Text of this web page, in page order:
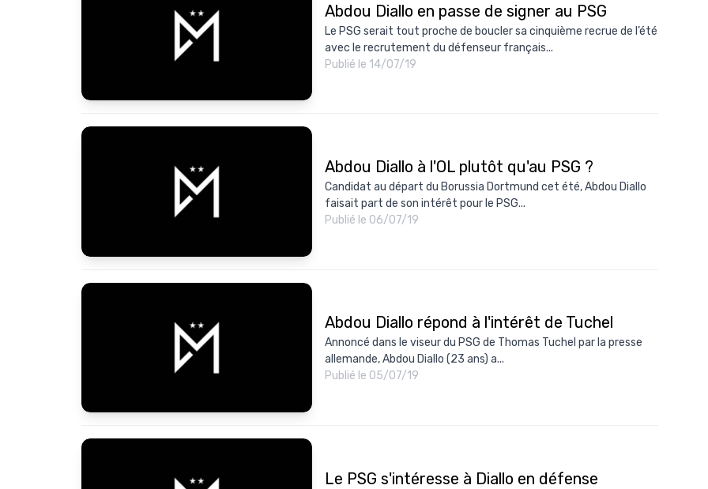
Abdou Diallo en passe de signer au PSG
Le PSG serait tout proche de boucler sa cinquième recrue de l’été
avec le recrutement du défenseur français...
Publié le 14/07/19
Abdou Diallo à l'OL plutôt qu'au PSG ?
Candidat au départ du Borussia Dortmund cet été, Abdou Diallo
faisait part de son intérêt pour le PSG...
Publié le 06/07/19
Abdou Diallo répond à l'intérêt de Tuchel
Annoncé dans le viseur du PSG de Thomas Tuchel par la presse
allemande, Abdou Diallo (23 ans) a...
Publié le 05/07/19
Le PSG s'intéresse à Diallo en défense